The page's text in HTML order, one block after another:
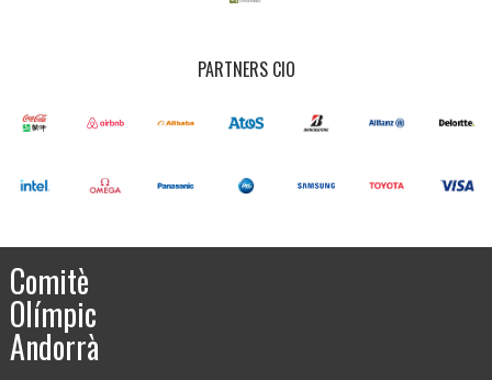
PARTNERS CIO
Comitè
Olímpic
Andorrà